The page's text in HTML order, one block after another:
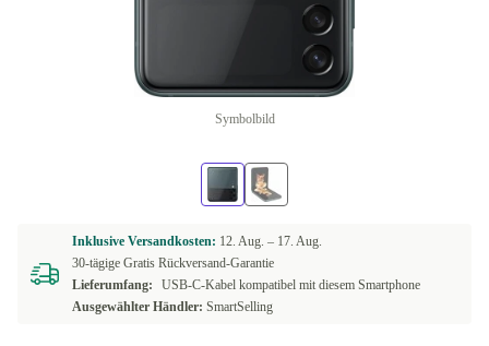
Symbolbild
Inklusive Versandkosten: 12. Aug. – 17. Aug.
30-tägige Gratis Rückversand-Garantie
Lieferumfang:
USB-C-Kabel kompatibel mit diesem Smartphone
Ausgewählter Händler: SmartSelling